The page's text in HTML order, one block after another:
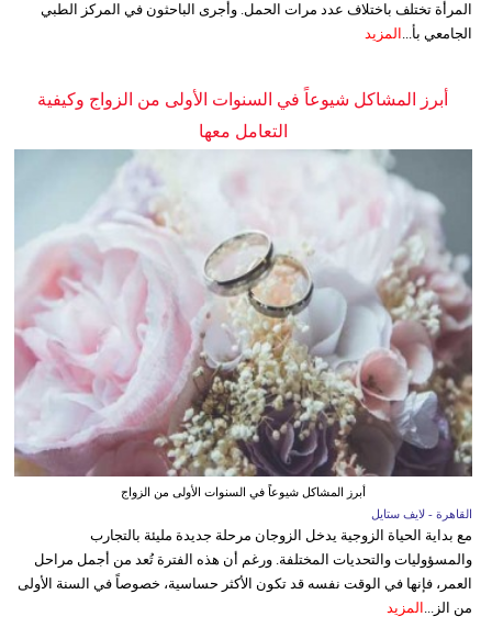
المرأة تختلف باختلاف عدد مرات الحمل. وأجرى الباحثون في المركز الطبي
الجامعي بأ... المزيد
أبرز المشاكل شيوعاً في السنوات الأولى من الزواج وكيفية
التعامل معها
أبرز المشاكل شيوعاً في السنوات الأولى من الزواج
القاهرة - لايف ستايل
مع بداية الحياة الزوجية يدخل الزوجان مرحلة جديدة مليئة بالتجارب
والمسؤوليات والتحديات المختلفة. ورغم أن هذه الفترة تُعد من أجمل مراحل
العمر، فإنها في الوقت نفسه قد تكون الأكثر حساسية، خصوصاً في السنة الأولى
من الز...
المزيد